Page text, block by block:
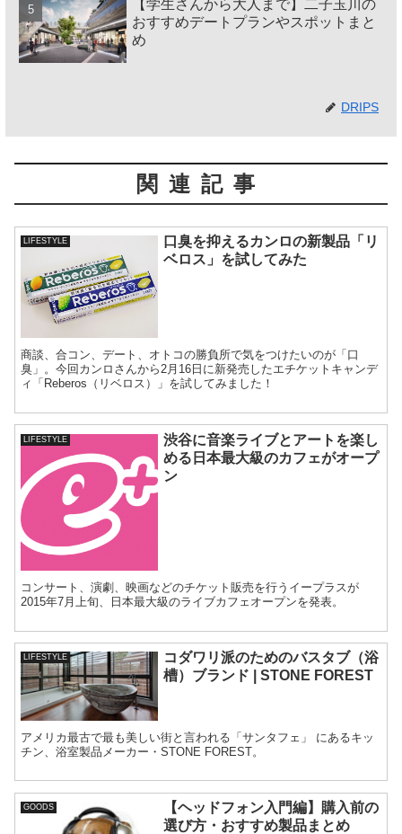
【学生さんから大人まで】二子玉川の
おすすめデートプランやスポットまと
め
DRIPS
関連記事
LIFESTYLE
口臭を抑えるカンロの新製品「リ
ベロス」を試してみた
商談、合コン、デート、オトコの勝負所で気をつけたいのが「口
臭」。今回カンロさんから2月16日に新発売したエチケットキャンデ
ィ「Reberos（リベロス）」を試してみました！
LIFESTYLE
渋谷に音楽ライブとアートを楽し
める日本最大級のカフェがオープ
ン
コンサート、演劇、映画などのチケット販売を行うイープラスが
2015年7月上旬、日本最大級のライブカフェオープンを発表。
LIFESTYLE
コダワリ派のためのバスタブ（浴
槽）ブランド | STONE FOREST
アメリカ最古で最も美しい街と言われる「サンタフェ」 にあるキッ
チン、浴室製品メーカー・STONE FOREST。
GOODS
【ヘッドフォン入門編】購入前の
選び方・おすすめ製品まとめ